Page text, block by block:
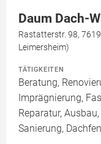
Daum Dach-
Rastatterstr. 98,
Leimersheim)
TÄTIGKEITEN
Beratung,
Imprägnierung,
Reparatur,
Sanierung,